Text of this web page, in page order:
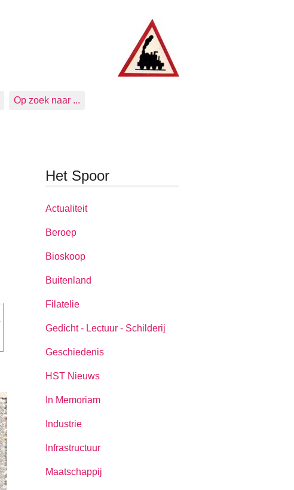
Op zoek naar ...
Het Spoor
Actualiteit
Beroep
Bioskoop
Buitenland
Filatelie
Gedicht - Lectuur - Schilderij
Geschiedenis
HST Nieuws
In Memoriam
Industrie
Infrastructuur
Maatschappij